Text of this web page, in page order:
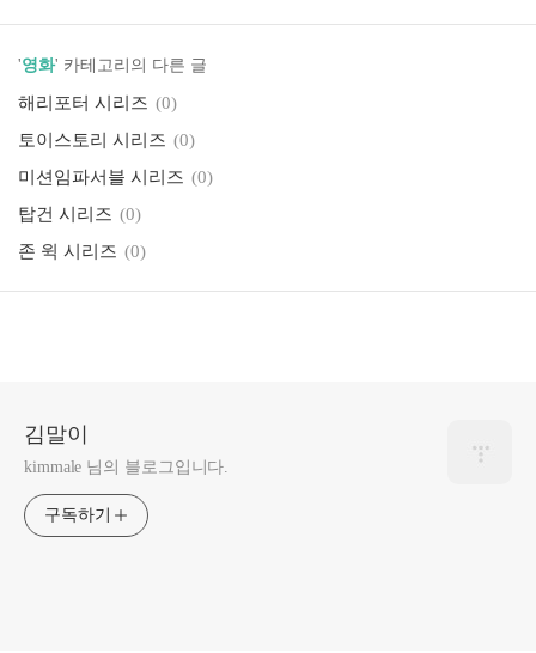
'영화' 카테고리의 다른 글
해리포터 시리즈 (0)
토이스토리 시리즈 (0)
미션임파서블 시리즈 (0)
탑건 시리즈 (0)
존 윅 시리즈 (0)
김말이
kimmale 님의 블로그입니다.
구독하기